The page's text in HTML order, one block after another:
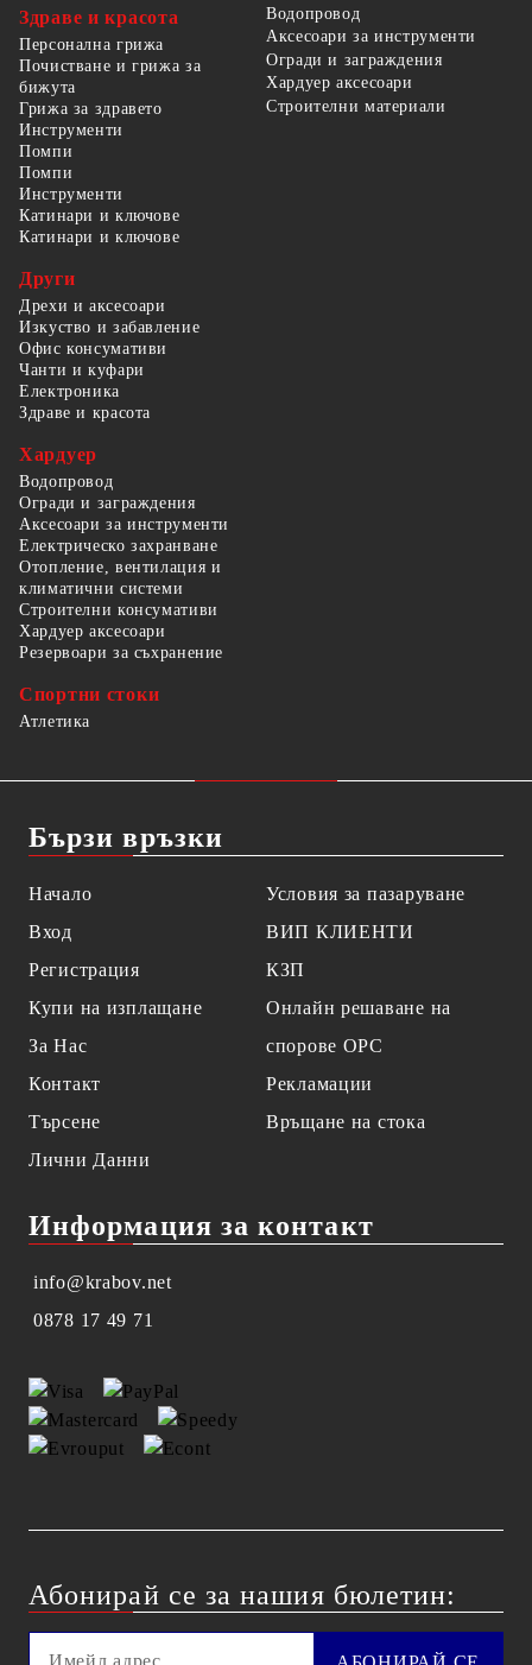
Здраве и красота
Персонална грижа
Почистване и грижа за
бижута
Грижа за здравето
Водопровод
Аксесоари за инструменти
Огради и заграждения
Хардуер аксесоари
Строителни материали
Инструменти
Помпи
Помпи
Инструменти
Катинари и ключове
Катинари и ключове
Други
Дрехи и аксесоари
Изкуство и забавление
Офис консумативи
Чанти и куфари
Електроника
Здраве и красота
Хардуер
Водопровод
Огради и заграждения
Аксесоари за инструменти
Електрическо захранване
Отопление, вентилация и
климатични системи
Строителни консумативи
Хардуер аксесоари
Резервоари за съхранение
Спортни стоки
Атлетика
Бързи връзки
Начало
Вход
Регистрация
Купи на изплащане
За Нас
Контакт
Търсене
Лични Данни
Условия за пазаруване
ВИП КЛИЕНТИ
КЗП
Онлайн решаване на
спорове OPC
Рекламации
Връщане на стока
Информация за контакт
info@krabov.net
0878 17 49 71
Абонирай се за нашия бюлетин: